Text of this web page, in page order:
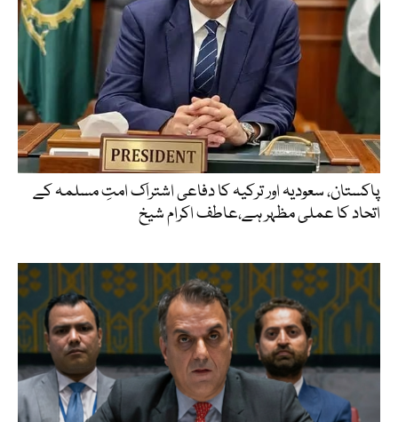
پاکستان، سعودیہ اور ترکیہ کا دفاعی اشتراک امتِ مسلمہ کے
اتحاد کا عملی مظہر ہے،عاطف اکرام شیخ